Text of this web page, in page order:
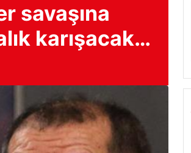
savaşına
karışacak…